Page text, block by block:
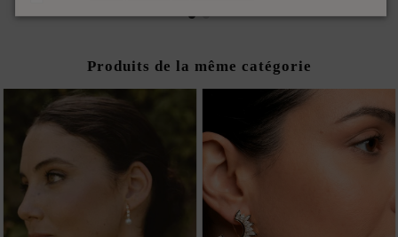
Produits de la même catégorie